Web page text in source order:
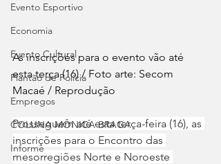
Evento Esportivo
Economia
Evento Cultural
Plantão de Polícia
Empregos
COLUNA MÔNICA BRAGA
Informe
As inscrições para o evento vão até
esta terça (16) / Foto arte: Secom
Macaé / Reprodução
Prosseguem até esta terça-feira (16), as
inscrições para o Encontro das
mesorregiões Norte e Noroeste